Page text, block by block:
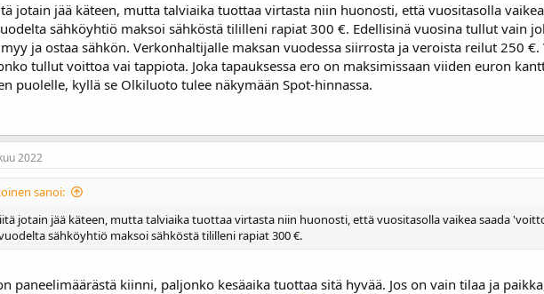
jotain jää käteen, mutta talviaika tuottaa virtasta niin huonosti, että vuositasolla
sähköyhtiö maksoi sähköstä tililleni rapiat 300 €. Edellisinä vuosina tullut vain
ja ostaa sähkön. Verkonhaltijalle maksan vuodessa siirrosta ja veroista reilut 250
tullut voittoa vai tappiota. Joka tapauksessa ero on maksimissaan viiden euron
puolelle, kyllä se Olkiluoto tulee näkymään Spot-hinnassa.
2022
sanoi:
jotain jää käteen, mutta talviaika tuottaa virtasta niin huonosti, että vuositasolla vaikea saada
sähköyhtiö maksoi sähköstä tililleni rapiat 300 €.
paneelimäärästä kiinni, paljonko kesäaika tuottaa sitä hyvää. Jos on vain tilaa ja